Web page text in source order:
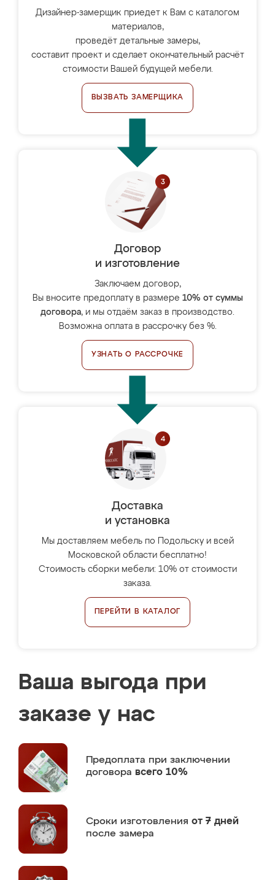
Дизайнер-замерщик приедет к Вам с каталогом
материалов,
проведёт детальные замеры,
составит проект и сделает окончательный расчёт
стоимости Вашей будущей мебели.
ВЫЗВАТЬ ЗАМЕРЩИКА
Договор
и изготовление
Заключаем договор,
Вы вносите предоплату в размере 10% от суммы
договора, и мы отдаём заказ в производство.
Возможна оплата в рассрочку без %.
УЗНАТЬ О РАССРОЧКЕ
Доставка
и установка
Мы доставляем мебель по Подольску и всей
Московской области бесплатно!
Стоимость сборки мебели: 10% от стоимости
заказа.
ПЕРЕЙТИ В КАТАЛОГ
Ваша выгода при
заказе у нас
Предоплата при заключении
договора всего 10%
Сроки изготовления от 7 дней
после замера